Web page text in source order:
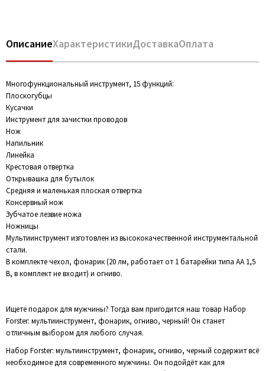
ОписаниеХарактеристикиДоставкаОплата
Многофункциональный инструмент, 15 функций:
Плоскогубцы
Кусачки
Инструмент для зачистки проводов
Нож
Напильник
Линейка
Крестовая отвертка
Открывашка для бутылок
Средняя и маленькая плоская отвертка
Консервный нож
Зубчатое лезвие ножа
Ножницы
Мультиинструмент изготовлен из высококачественной инструментальной
стали.
В комплекте чехол, фонарик (20 лм, работает от 1 батарейки типа АА 1,5
В, в комплект не входит) и огниво.
Ищете подарок для мужчины? Тогда вам пригодится наш товар Набор
Forster: мультиинструмент, фонарик, огниво, черный! Он станет
отличным выбором для любого случая.
Набор Forster: мультиинструмент, фонарик, огниво, черный содержит всё
необходимое для современного мужчины. Он подойдёт как для